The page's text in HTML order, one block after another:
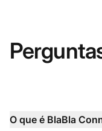
O que é BlaBla